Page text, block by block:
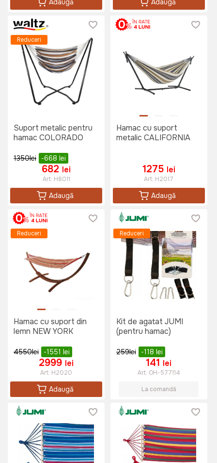
Adaugă Adaugă
Reduceri
Suport metalic pentru
hamac COLORADO
1350lei -668 lei
682 lei
Art: H8011
Adaugă
Hamac cu suport
metalic CALIFORNIA
1275 lei
Art: H2017
Adaugă
Reduceri
Hamac cu suport din
lemn NEW YORK
4550lei -1551 lei
2999 lei
Art: H2020
Adaugă
Reduceri
Kit de agatat JUMI
(pentru hamac)
259lei -118 lei
141 lei
Art: OH-577114
La comandă